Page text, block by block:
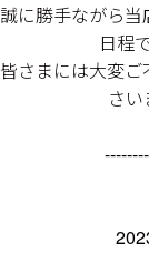
MENS
GOODS
FRENCH Bleu
誠に勝手ながら
日程
皆さまには大変
さい